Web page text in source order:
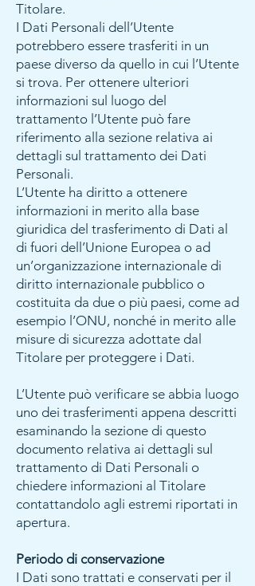
Titolare.
I Dati Personali dell’Utente
potrebbero essere trasferiti in un
paese diverso da quello in cui l’Utente
si trova. Per ottenere ulteriori
informazioni sul luogo del
trattamento l’Utente può fare
riferimento alla sezione relativa ai
dettagli sul trattamento dei Dati
Personali.
L’Utente ha diritto a ottenere
informazioni in merito alla base
giuridica del trasferimento di Dati al
di fuori dell’Unione Europea o ad
un’organizzazione internazionale di
diritto internazionale pubblico o
costituita da due o più paesi, come ad
esempio l’ONU, nonché in merito alle
misure di sicurezza adottate dal
Titolare per proteggere i Dati.
L’Utente può verificare se abbia luogo
uno dei trasferimenti appena descritti
esaminando la sezione di questo
documento relativa ai dettagli sul
trattamento di Dati Personali o
chiedere informazioni al Titolare
contattandolo agli estremi riportati in
apertura.
Periodo di conservazione
I Dati sono trattati e conservati per il